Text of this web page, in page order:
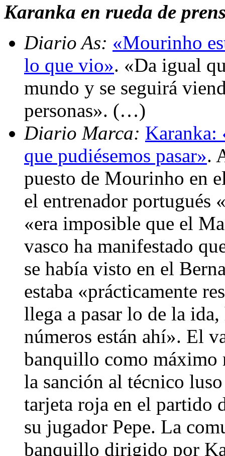
Karanka en rueda de
Diario As: «Mourinho
lo que vio». «Da igual
mundo y se seguirá
personas». (…)
Diario Marca: Karanka:
que pudiésemos pasar».
puesto de Mourinho en
el entrenador portugués
«era imposible que el
vasco ha manifestado
se había visto en el
estaba «prácticamente
llega a pasar lo de la
números están ahí». El
banquillo como máximo
la sanción al técnico
tarjeta roja en el partido
su jugador Pepe. La
banquillo dirigido por